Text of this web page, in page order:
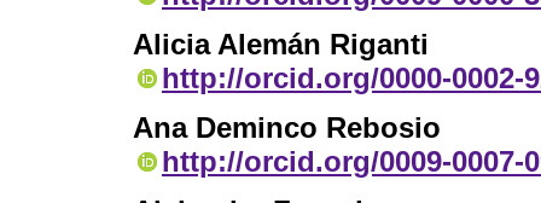
Alicia Alemán Riganti
http://orcid.org/0000-0002-
Ana Deminco Rebosio
http://orcid.org/0009-0007-